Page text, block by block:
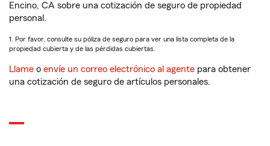
Encino, CA sobre una cotización de seguro de propiedad
personal.
1. Por favor, consulte su póliza de seguro para ver una lista completa de la
propiedad cubierta y de las pérdidas cubiertas.
Llame o envíe un correo electrónico al agente para obtener
una cotización de seguro de artículos personales.